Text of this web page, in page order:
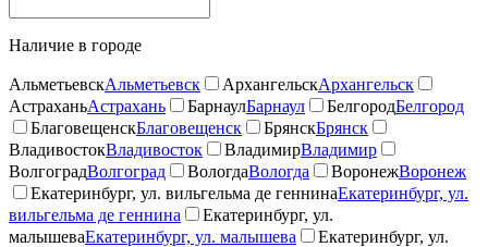
Наличие в городе
АльметьевскАльметьевск АрхангельскАрхангельск
АстраханьАстрахань БарнаулБарнаул БелгородБелгород
БлаговещенскБлаговещенск БрянскБрянск
ВладивостокВладивосток ВладимирВладимир
ВолгоградВолгоград ВологдаВологда ВоронежВоронеж
Екатеринбург, ул. вильгельма де геннинаЕкатеринбург, ул.
вильгельма де геннина
Екатеринбург, ул.
малышеваЕкатеринбург, ул. малышева
Екатеринбург, ул.